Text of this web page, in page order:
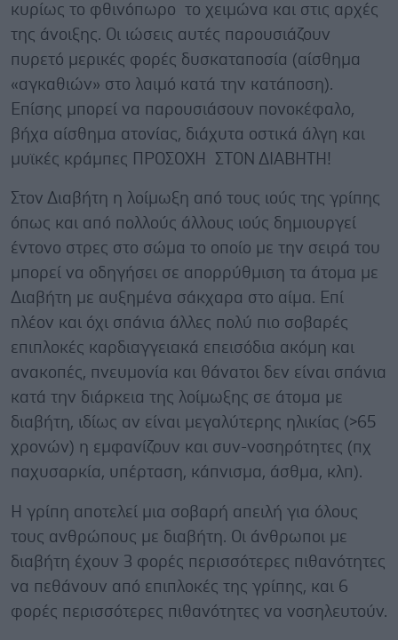
κυρίως το φθινόπωρο το χειμώνα και στις αρχές
της άνοιξης. Οι ιώσεις αυτές παρουσιάζουν
πυρετό μερικές φορές δυσκαταποσία (αίσθημα
«αγκαθιών» στο λαιμό κατά την κατάποση).
Επίσης μπορεί να παρουσιάσουν πονοκέφαλο,
βήχα αίσθημα ατονίας, διάχυτα οστικά άλγη και
μυϊκές κράμπες ΠΡΟΣΟΧΗ ΣΤΟΝ ΔΙΑΒΗΤΗ!
Στον Διαβήτη η λοίμωξη από τους ιούς της γρίπης
όπως και από πολλούς άλλους ιούς δημιουργεί
έντονο στρες στο σώμα το οποίο με την σειρά του
μπορεί να οδηγήσει σε απορρύθμιση τα άτομα με
Διαβήτη με αυξημένα σάκχαρα στο αίμα. Επί
πλέον και όχι σπάνια άλλες πολύ πιο σοβαρές
επιπλοκές καρδιαγγειακά επεισόδια ακόμη και
ανακοπές, πνευμονία και θάνατοι δεν είναι σπάνια
κατά την διάρκεια της λοίμωξης σε άτομα με
διαβήτη, ιδίως αν είναι μεγαλύτερης ηλικίας (>65
χρονών) η εμφανίζουν και συν-νοσηρότητες (πχ
παχυσαρκία, υπέρταση, κάπνισμα, άσθμα, κλπ).
Η γρίπη αποτελεί μια σοβαρή απειλή για όλους
τους ανθρώπους με διαβήτη. Οι άνθρωποι με
διαβήτη έχουν 3 φορές περισσότερες πιθανότητες
να πεθάνουν από επιπλοκές της γρίπης, και 6
φορές περισσότερες πιθανότητες να νοσηλευτούν.